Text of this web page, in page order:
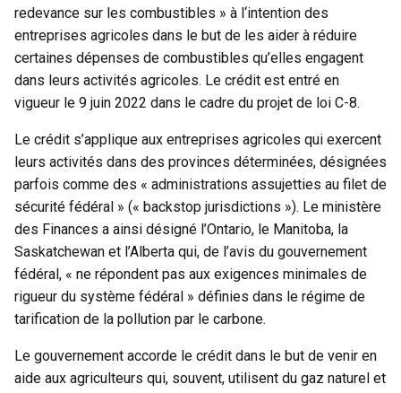
redevance sur les combustibles » à l‘intention des
entreprises agricoles dans le but de les aider à réduire
certaines dépenses de combustibles qu’elles engagent
dans leurs activités agricoles. Le crédit est entré en
vigueur le 9 juin 2022 dans le cadre du projet de loi C-8.
Le crédit s’applique aux entreprises agricoles qui exercent
leurs activités dans des provinces déterminées, désignées
parfois comme des « administrations assujetties au filet de
sécurité fédéral » (« backstop jurisdictions »). Le ministère
des Finances a ainsi désigné l’Ontario, le Manitoba, la
Saskatchewan et l’Alberta qui, de l’avis du gouvernement
fédéral, « ne répondent pas aux exigences minimales de
rigueur du système fédéral » définies dans le régime de
tarification de la pollution par le carbone.
Le gouvernement accorde le crédit dans le but de venir en
aide aux agriculteurs qui, souvent, utilisent du gaz naturel et